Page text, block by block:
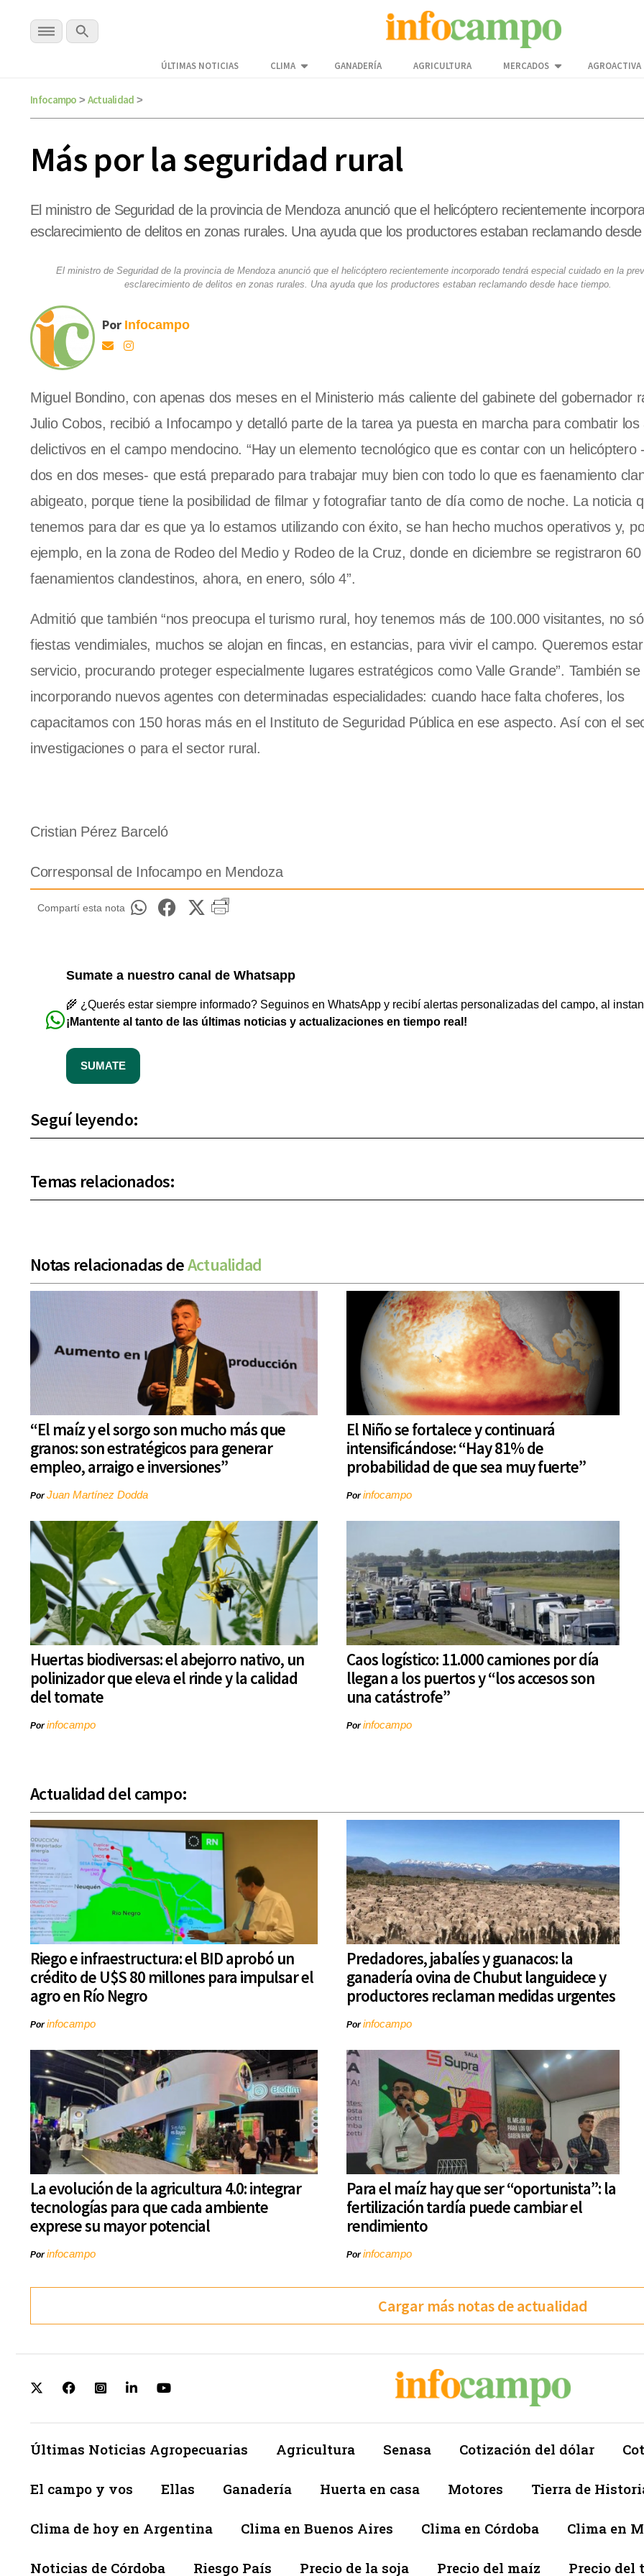
ÚLTIMAS NOTICIAS CLIMA GANADERÍA AGRICULTURA MERCADOS AGROACTIVA
Infocampo > Actualidad >
Más por la seguridad rural
El ministro de Seguridad de la provincia de Mendoza anunció que el helicóptero recientemente
esclarecimiento de delitos en zonas rurales. Una ayuda que los productores estaban reclamando
El ministro de Seguridad de la provincia de Mendoza anunció que el helicóptero recientemente incorporado tendrá especial cuidado en la
esclarecimiento de delitos en zonas rurales. Una ayuda que los productores estaban reclamando desde hace tiempo.
Por Infocampo
Miguel Bondino, con apenas dos meses en el Ministerio más caliente del gabinete del gobernador
Julio Cobos, recibió a Infocampo y detalló parte de la tarea ya puesta en marcha para combatir los
delictivos en el campo mendocino. “Hay un elemento tecnológico que es contar con un helicóptero
dos en dos meses- que está preparado para trabajar muy bien con todo lo que es faenamiento
abigeato, porque tiene la posibilidad de filmar y fotografiar tanto de día como de noche. La noticia
tenemos para dar es que ya lo estamos utilizando con éxito, se han hecho muchos operativos y,
ejemplo, en la zona de Rodeo del Medio y Rodeo de la Cruz, donde en diciembre se registraron 60
faenamientos clandestinos, ahora, en enero, sólo 4”.
Admitió que también “nos preocupa el turismo rural, hoy tenemos más de 100.000 visitantes, no
fiestas vendimiales, muchos se alojan en fincas, en estancias, para vivir el campo. Queremos
servicio, procurando proteger especialmente lugares estratégicos como Valle Grande”. También se
incorporando nuevos agentes con determinadas especialidades: cuando hace falta choferes, los
capacitamos con 150 horas más en el Instituto de Seguridad Pública en ese aspecto. Así con el
investigaciones o para el sector rural.
Cristian Pérez Barceló
Corresponsal de Infocampo en Mendoza
Compartí esta nota
Sumate a nuestro canal de Whatsapp
🌾 ¿Querés estar siempre informado? Seguinos en WhatsApp y recibí alertas personalizadas del campo, al
¡Mantente al tanto de las últimas noticias y actualizaciones en tiempo real!
SUMATE
Seguí leyendo:
Temas relacionados:
Notas relacionadas deActualidad
“El maíz y el sorgo son mucho más que
granos: son estratégicos para generar
empleo, arraigo e inversiones”
PorJuan Martínez Dodda
El Niño se fortalece y continuará
intensificándose: “Hay 81% de
probabilidad de que sea muy fuerte”
Porinfocampo
Huertas biodiversas: el abejorro nativo, un
polinizador que eleva el rinde y la calidad
del tomate
Porinfocampo
Caos logístico: 11.000 camiones por día
llegan a los puertos y “los accesos son
una catástrofe”
Porinfocampo
Actualidad del campo:
Riego e infraestructura: el BID aprobó un
crédito de U$S 80 millones para impulsar el
agro en Río Negro
Porinfocampo
Predadores, jabalíes y guanacos: la
ganadería ovina de Chubut languidece y
productores reclaman medidas urgentes
Porinfocampo
La evolución de la agricultura 4.0: integrar
tecnologías para que cada ambiente
exprese su mayor potencial
Porinfocampo
Para el maíz hay que ser “oportunista”: la
fertilización tardía puede cambiar el
rendimiento
Porinfocampo
Cargar más notas de actualidad
Últimas Noticias Agropecuarias Agricultura Senasa Cotización del dólar
El campo y vos Ellas Ganadería Huerta en casa Motores Tierra de
Clima de hoy en Argentina Clima en Buenos Aires Clima en Córdoba Clima en
Noticias de Córdoba Riesgo País Precio de la soja Precio del maíz Precio del